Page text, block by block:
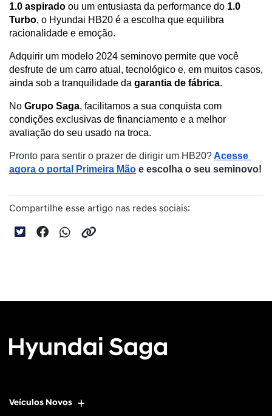
1.0 aspirado ou um entusiasta da performance do 1.0
Turbo, o Hyundai HB20 é a escolha que equilibra
racionalidade e emoção.
Adquirir um modelo 2024 seminovo permite que você
desfrute de um carro atual, tecnológico e, em muitos casos,
ainda sob a tranquilidade da garantia de fábrica.
No Grupo Saga, facilitamos a sua conquista com
condições exclusivas de financiamento e a melhor
avaliação do seu usado na troca.
Pronto para sentir o prazer de dirigir um HB20?Acesse
agora o portal Primeira Mão e escolha o seu seminovo!
Compartilhe esse artigo nas redes sociais:
Veículos Novos